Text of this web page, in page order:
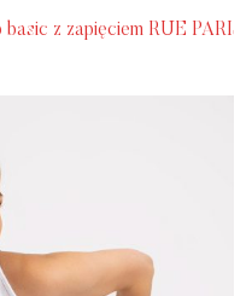
z zapięciem RUE PARIS